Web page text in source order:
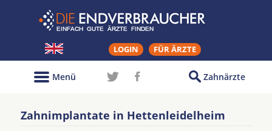
LOGIN FÜR ÄRZTE
Zahnärzte
Menü
Zahnimplantate in Hettenleidelheim